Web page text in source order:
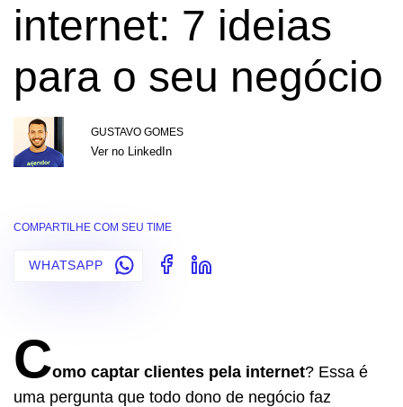
internet: 7 ideias
para o seu negócio
GUSTAVO GOMES
Ver no LinkedIn
COMPARTILHE COM SEU TIME
WHATSAPP
Como captar clientes pela internet? Essa é
uma pergunta que todo dono de negócio faz